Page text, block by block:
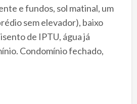
e fundos, sol matinal, um
sem elevador), baixo
de IPTU, água já
Condomínio fechado,